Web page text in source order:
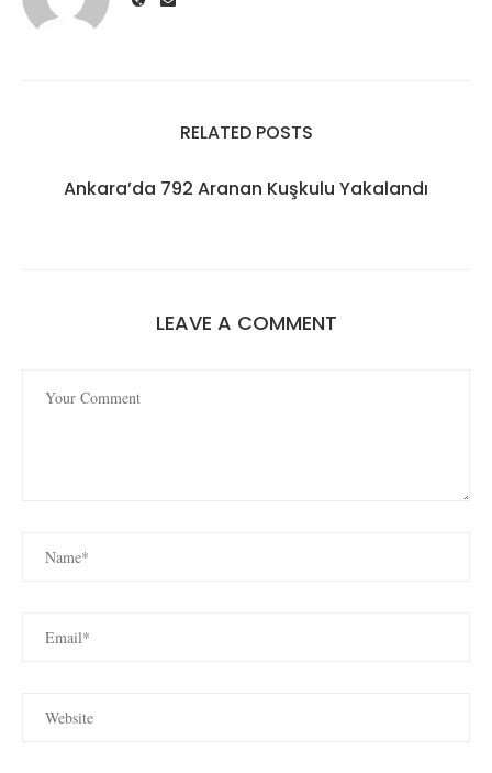
RELATED POSTS
Ankara’da 792 Aranan Kuşkulu Yakalandı
LEAVE A COMMENT